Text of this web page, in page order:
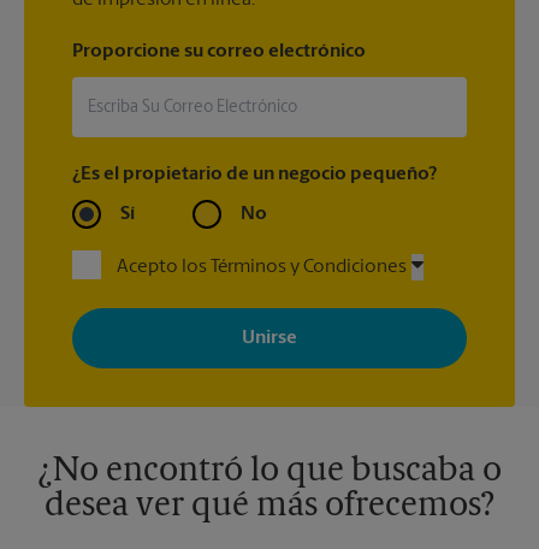
Proporcione su correo electrónico
¿Es el propietario de un negocio pequeño?
Sí No
Acepto los Términos y Condiciones
Al registrarse, acepta recibir correos electrónicos de The UPS
Store con noticias, ofertas especiales, promociones y mensajes
adaptados a sus intereses. Puede darse de baja en cualquier
momento. Para más información, consulte nuestra política de
¿No encontró lo que buscaba o
desea ver qué más ofrecemos?